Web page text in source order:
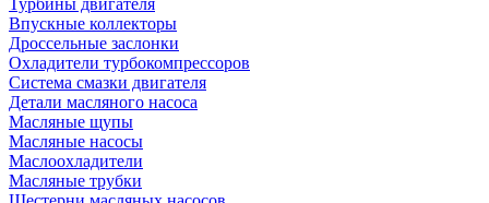
Турбины двигателя
Впускные коллекторы
Дроссельные заслонки
Охладители турбокомпрессоров
Система смазки двигателя
Детали масляного насоса
Масляные щупы
Масляные насосы
Маслоохладители
Масляные трубки